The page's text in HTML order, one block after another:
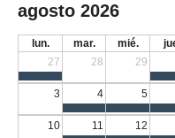
agosto 2026
lun. mar. mié.
27
28 29
3 4 5
10 11 12